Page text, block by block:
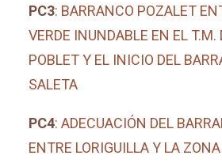
PC3: BARRANCO POZALET
VERDE INUNDABLE EN EL T.M.
POBLET Y EL INICIO DEL
SALETA
PC4: ADECUACIÓN DEL
ENTRE LORIGUILLA Y LA ZONA